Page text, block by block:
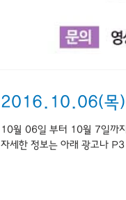
10월 06일 부터 10월 7일까
자세한 정보는 아래 광고나